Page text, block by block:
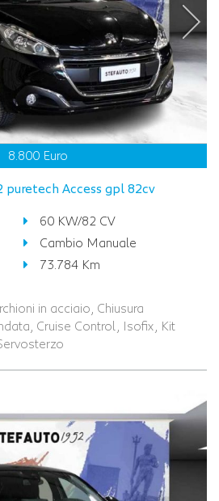
8.800 Euro
puretech Access gpl 82cv
60 KW/82 CV
Cambio Manuale
73.784 Km
in acciaio, Chiusura
Cruise Control, Isofix, Kit